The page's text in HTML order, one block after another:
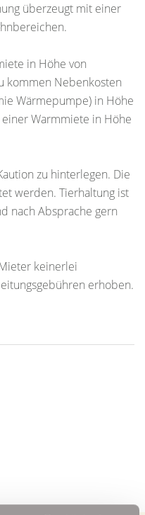
überzeugt mit einer
in Höhe von
kommen Nebenkosten
Wärmepumpe) in Höhe
Warmmiete in Höhe
zu hinterlegen. Die
werden. Tierhaltung ist
nach Absprache gern
keinerlei
erhoben.